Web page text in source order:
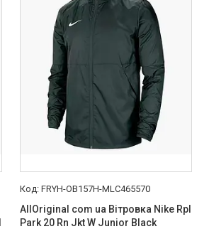
FRYH-OB157H-MLC465570
AllOriginal com ua Вітровка Nike Rpl
Park 20 Rn Jkt W Junior Black